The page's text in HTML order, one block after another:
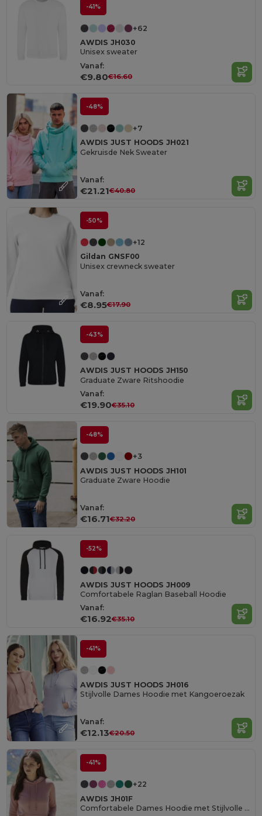
-41%
+62
AWDIS JH030
Unisex sweater
Vanaf:
€9.80€16.60
-48%
+7
AWDIS JUST HOODS JH021
Gekruisde Nek Sweater
Vanaf:
€21.21€40.80
-50%
+12
Gildan GNSF00
Unisex crewneck sweater
Vanaf:
€8.95€17.90
-43%
AWDIS JUST HOODS JH150
Graduate Zware Ritshoodie
Vanaf:
€19.90€35.10
-48%
+3
AWDIS JUST HOODS JH101
Graduate Zware Hoodie
Vanaf:
€16.71€32.20
-52%
AWDIS JUST HOODS JH009
Comfortabele Raglan Baseball Hoodie
Vanaf:
€16.92€35.10
-41%
AWDIS JUST HOODS JH016
Stijlvolle Dames Hoodie met Kangoeroezak
Vanaf:
€12.13€20.50
-41%
+22
AWDIS JH01F
Comfortabele Dames Hoodie met Stijlvolle Details